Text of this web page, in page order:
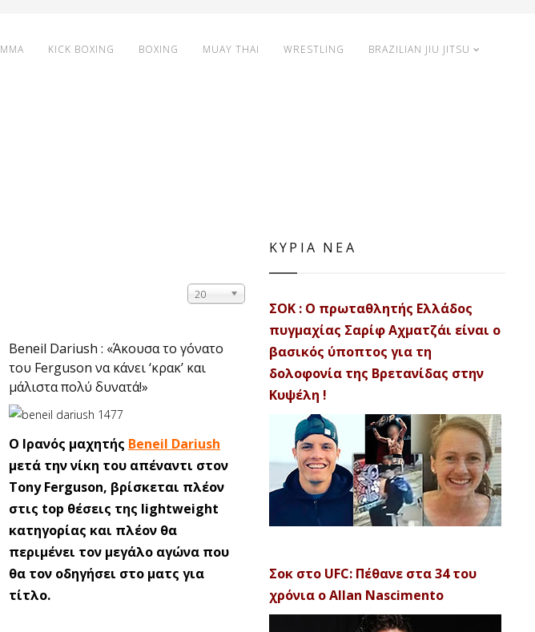
MMA KICK BOXING BOXING MUAY THAI WRESTLING BRAZILIAN JIU JITSU
20
Beneil Dariush : «Άκουσα το γόνατο
του Ferguson να κάνει ‘κρακ’ και
μάλιστα πολύ δυνατά!»
Ο Ιρανός μαχητής Beneil Dariush
μετά την νίκη του απέναντι στον
Tony Ferguson, βρίσκεται πλέον
στις top θέσεις της lightweight
κατηγορίας και πλέον θα
περιμένει τον μεγάλο αγώνα που
θα τον οδηγήσει στο ματς για
τίτλο.
ΚΥΡΙΑ ΝΕΑ
ΣΟΚ : Ο πρωταθλητής Ελλάδος
πυγμαχίας Σαρίφ Αχματζάι είναι ο
βασικός ύποπτος για τη
δολοφονία της Βρετανίδας στην
Κυψέλη !
Σοκ στο UFC: Πέθανε στα 34 του
χρόνια ο Allan Nascimento